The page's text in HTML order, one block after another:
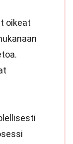
oikeat